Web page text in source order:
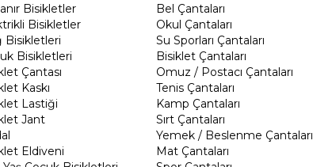
Bisikletler
Bisikletler
Bisikletleri
Bisikletleri
Çantası
Kaskı
Lastiği
Jant
Eldiveni
Bel Çantaları
Okul Çantaları
Su Sporları Çantaları
Bisiklet Çantaları
Omuz / Postacı Çantaları
Tenis Çantaları
Kamp Çantaları
Sırt Çantaları
Yemek / Beslenme Çantaları
Mat Çantaları